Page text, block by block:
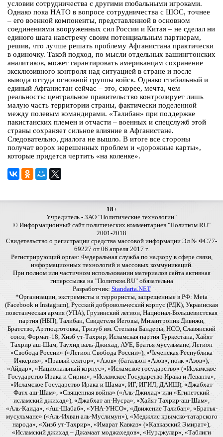
условии сотрудничества с другими глобальными игроками.
Однако пока НАТО в вопросе сотрудничества с ШОС, точнее
– его военной компоненты, представленной в основном
соединениями вооруженных сил России и Китая – не сделал ни
единого шага навстречу своим потенциальным партнерам,
решив, что лучше решать проблему Афганистана практически
в одиночку. Такой подход, по мысли отдельных вашингтонских
аналитиков, может гарантировать американцам сохранение
эксклюзивного контроля над ситуацией в стране и после
вывода оттуда основной группы войск. Однако стабильный и
единый Афганистан сейчас – это, скорее, мечта, чем
реальность: центральное правительство контролирует лишь
малую часть территории страны, фактически поделенной
между полевым командирами. «Талибан» при поддержке
пакистанских племен и отчасти – военных и спецслужб этой
страны сохраняет сильное влияние в Афганистане.
Следовательно, диалога не вышло. В итоге все стороны
получат ворох нерешенных проблем и «дорожные карты»,
которые придется чертить «на коленке».
18+
Учредитель - ЗАО "Политические технологии"
© Информационный сайт политических комментариев "Политком.RU"
2001-2018
Свидетельство о регистрации средства массовой информации Эл № ФС77-
69227 от 06 апреля 2017 г.
Регистрирующий орган: Федеральная служба по надзору в сфере связи,
информационных технологий и массовых коммуникаций.
При полном или частичном использовании материалов сайта активная
гиперссылка на "Политком.RU" обязательна
Разработчик: Standarta.NET
*Организации, экстремисты и террористы, запрещенные в РФ: Meta
(Facebook и Instagram), Русский добровольческий корпус (РДК), Украинская
повстанческая армия (УПА), Грузинский легион, Национал-Большевистская
партия (НБП), Талибан, Свидетели Иеговы, Мизантропик Дивижн,
Братство, Артподготовка, Тризуб им. Степана Бандеры, НСО, Славянский
союз, Формат-18, Хизб ут-Тахрир, Исламская партия Туркестана, Хайят
Тахрир аш-Шам, Таухид валь-Джихад, АУЕ, Братья мусульмане, Легион
«Свобода России» («Легион Свобода России»), «Чеченская Республика
Ичкерия», «Правый сектор», «Азов» (батальон «Азов», полк «Азов»),
«Айдар», «Национальный корпус», «Исламское государство» («Исламское
Государство Ирака и Сирии», «Исламское Государство Ирака и Леванта»,
«Исламское Государство Ирака и Шама», ИГ, ИГИЛ, ДАИШ), «Джабхат
Фатх аш-Шам», «Священная война» («Аль-Джихад» или «Египетский
исламский джихад»), «Джабхат ан-Нусра», «Хайят Тахрир-аш-Шам»,
«Аль-Каида», «Аш-Шабаб», «УНА-УНСО», «Движение Талибан», «Братья-
мусульмане» («Аль-Ихван аль-Муслимун»), «Меджлис крымско-татарского
народа», «Хизб ут-Тахрир», «Имарат Кавказ» («Кавказский Эмират»),
«Исламский джихад – Джамаат моджахедов», «Нурджулар», «Таблиги